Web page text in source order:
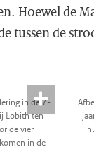
Hoewel de
tussen de
in de 7-
Lobith ten
de vier
in de